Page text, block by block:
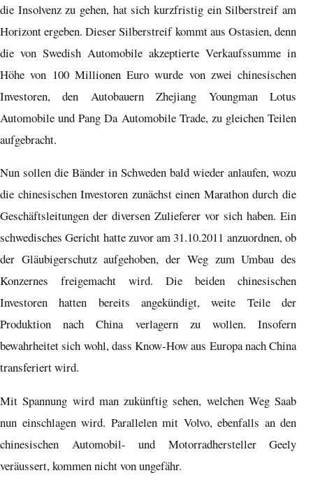
die Insolvenz zu gehen, hat sich kurzfristig ein Silberstreif am
Horizont ergeben. Dieser Silberstreif kommt aus Ostasien, denn
die von Swedish Automobile akzeptierte Verkaufssumme in
Höhe von 100 Millionen Euro wurde von zwei chinesischen
Investoren, den Autobauern Zhejiang Youngman Lotus
Automobile und Pang Da Automobile Trade, zu gleichen Teilen
aufgebracht.
Nun sollen die Bänder in Schweden bald wieder anlaufen, wozu
die chinesischen Investoren zunächst einen Marathon durch die
Geschäftsleitungen der diversen Zulieferer vor sich haben. Ein
schwedisches Gericht hatte zuvor am 31.10.2011 anzuordnen, ob
der Gläubigerschutz aufgehoben, der Weg zum Umbau des
Konzernes freigemacht wird. Die beiden chinesischen
Investoren hatten bereits angekündigt, weite Teile der
Produktion nach China verlagern zu wollen. Insofern
bewahrheitet sich wohl, dass Know-How aus Europa nach China
transferiert wird.
Mit Spannung wird man zukünftig sehen, welchen Weg Saab
nun einschlagen wird. Parallelen mit Volvo, ebenfalls an den
chinesischen Automobil- und Motorradhersteller Geely
veräussert, kommen nicht von ungefähr.